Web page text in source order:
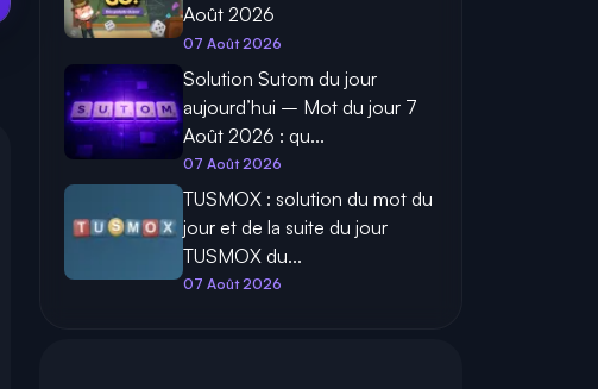
Août 2026
07 Août 2026
Solution Sutom du jour
aujourd’hui – Mot du jour 7
Août 2026 : qu...
07 Août 2026
TUSMOX : solution du mot du
jour et de la suite du jour
TUSMOX du...
07 Août 2026